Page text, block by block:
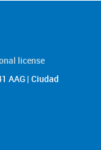
license
AAG | Ciudad